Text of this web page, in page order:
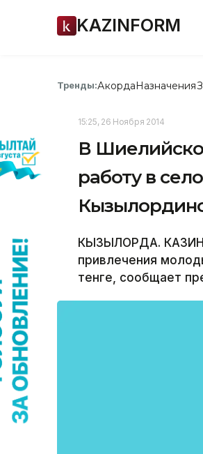
KAZINFORM
Тренды:АкордаНазначения
15:25, 26 Ноября 2014
В
работу в
КЫЗЫЛОРДА.
привлечения
тенге, сообщает